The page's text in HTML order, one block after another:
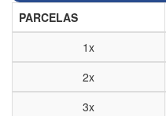
PARCELAS
1x
2x
3x